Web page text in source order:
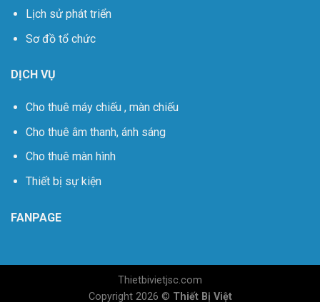
Lịch sử phát triển
Sơ đồ tổ chức
DỊCH VỤ
Cho thuê máy chiếu , màn chiếu
Cho thuê âm thanh, ánh sáng
Cho thuê màn hình
Thiết bị sự kiện
FANPAGE
Thietbivietjsc.com
Copyright 2026 © Thiết Bị Việt